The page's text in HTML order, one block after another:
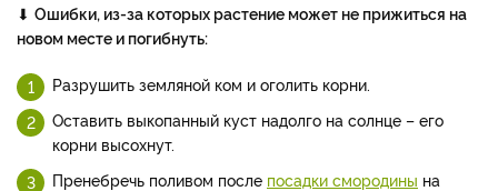
⬇ Ошибки, из-за которых растение может не прижиться на
новом месте и погибнуть:
Разрушить земляной ком и оголить корни.
Оставить выкопанный куст надолго на солнце – его
корни высохнут.
Пренебречь поливом после посадки смородины на